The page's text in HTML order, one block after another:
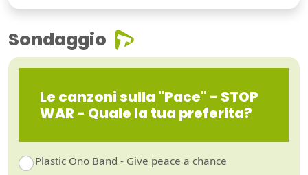
Sondaggio
Le canzoni sulla "Pace" - STOP
WAR - Quale la tua preferita?
Plastic Ono Band - Give peace a chance